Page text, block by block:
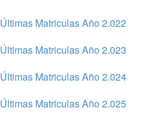
Últimas Matriculas Año 2.022
Últimas Matriculas Año 2.023
Últimas Matriculas Año 2.024
Últimas Matriculas Año 2.025